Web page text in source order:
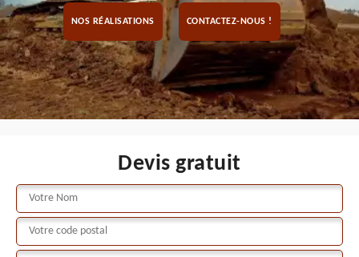
NOS RÉALISATIONS CONTACTEZ-NOUS !
Devis gratuit